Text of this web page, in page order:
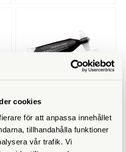
cookies
för att anpassa innehållet
tillhandahålla funktioner
vår trafik. Vi
Gitzo
Gitzo Smörjmedel Benlås
(GSGREASE02) 2-pack